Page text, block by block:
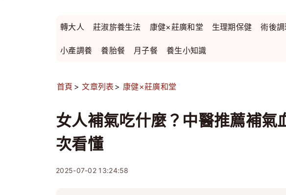
轉大人 莊淑旂養生法 康健×莊廣和堂 生理期保健 術後調
小產調養 養胎餐 月子餐 養生小知識
首頁 文章列表 康健×莊廣和堂
女人補氣吃什麼？中醫推薦補氣
次看懂
2025-07-02 13:24:58